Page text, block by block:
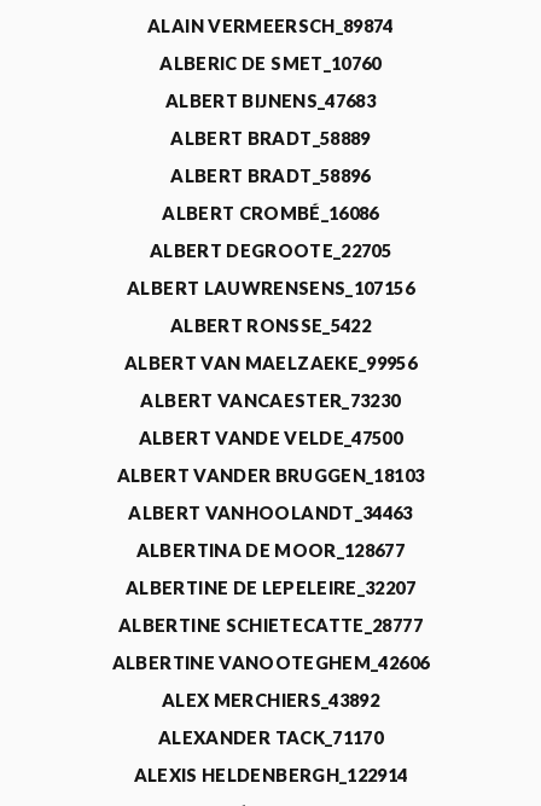
ALAIN VERMEERSCH_89874
ALBERIC DE SMET_10760
ALBERT BIJNENS_47683
ALBERT BRADT_58889
ALBERT BRADT_58896
ALBERT CROMBÉ_16086
ALBERT DEGROOTE_22705
ALBERT LAUWRENSENS_107156
ALBERT RONSSE_5422
ALBERT VAN MAELZAEKE_99956
ALBERT VANCAESTER_73230
ALBERT VANDE VELDE_47500
ALBERT VANDER BRUGGEN_18103
ALBERT VANHOOLANDT_34463
ALBERTINA DE MOOR_128677
ALBERTINE DE LEPELEIRE_32207
ALBERTINE SCHIETECATTE_28777
ALBERTINE VANOOTEGHEM_42606
ALEX MERCHIERS_43892
ALEXANDER TACK_71170
ALEXIS HELDENBERGH_122914